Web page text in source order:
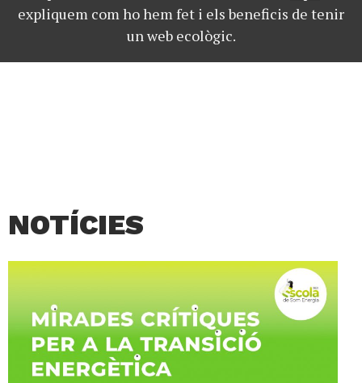
expliquem com ho hem fet i els beneficis de tenir
un web ecològic.
NOTÍCIES